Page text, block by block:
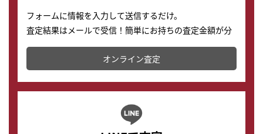
フォームに情報を入力して送信するだけ。
査定結果はメールで受信！簡単にお持ちの査定金額が分
かります。
オンライン査定